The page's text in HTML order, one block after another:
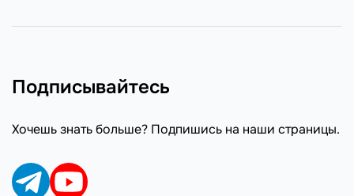
Подписывайтесь
Хочешь знать больше? Подпишись на наши страницы.